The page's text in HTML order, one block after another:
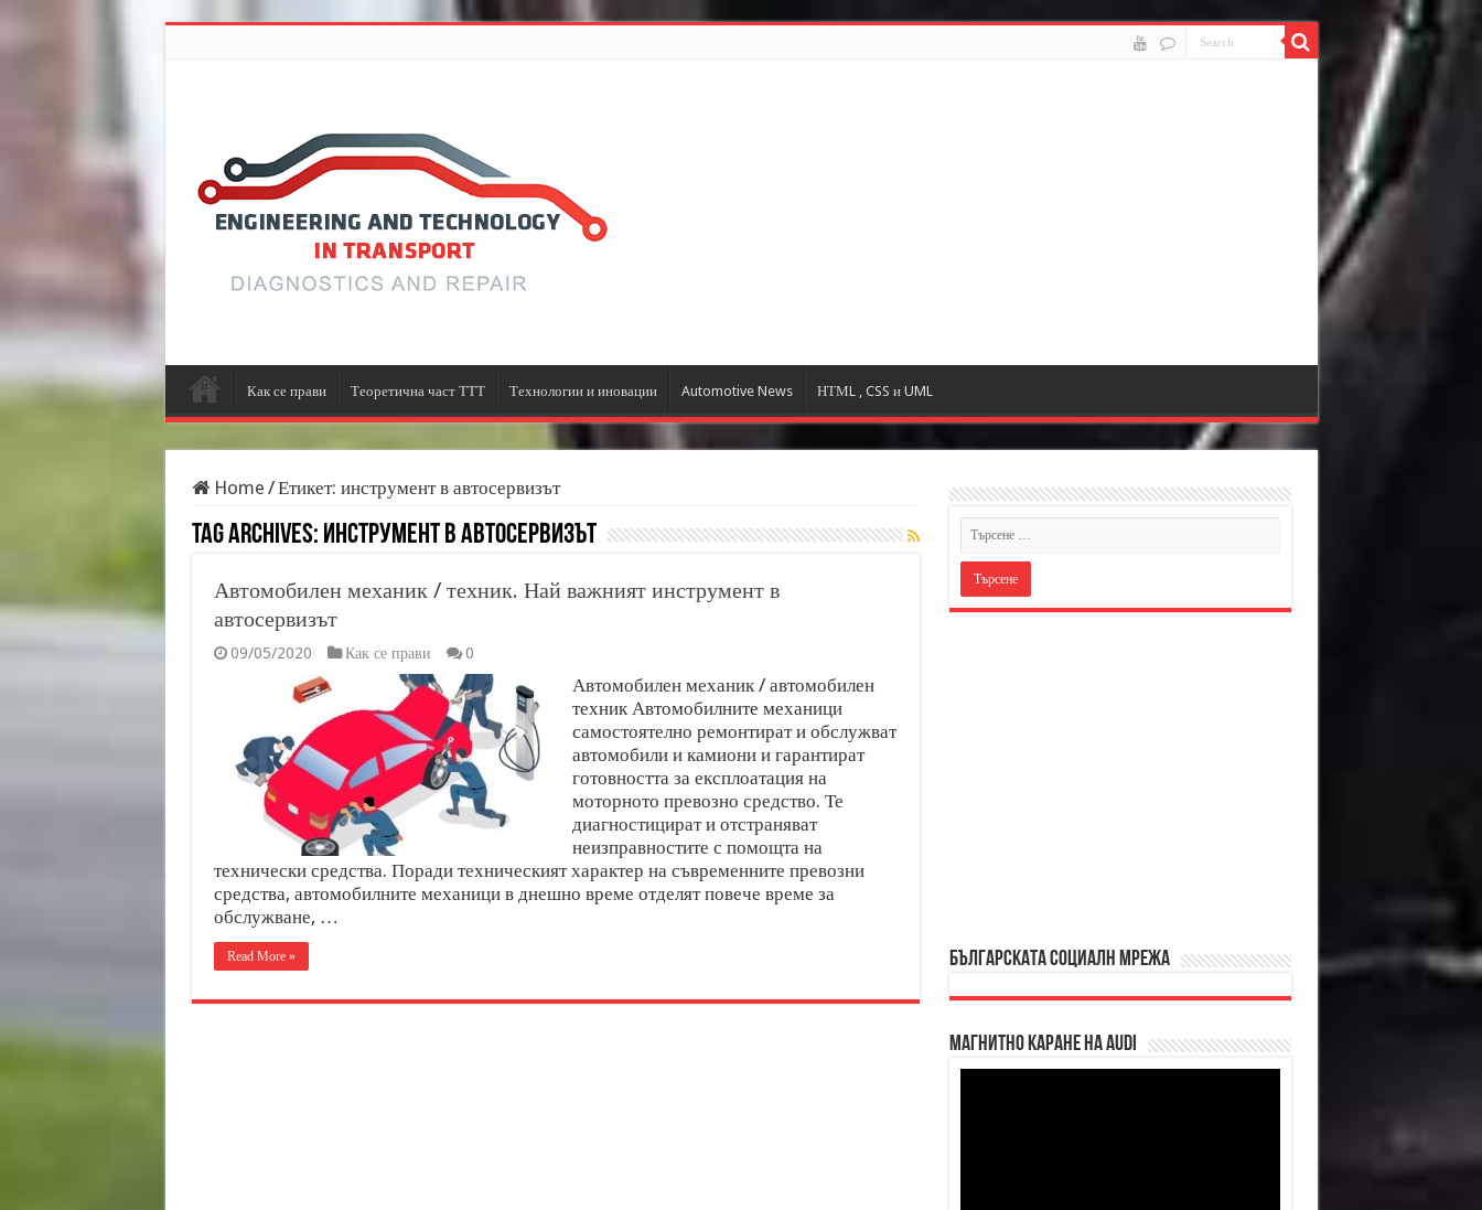
Как се прави Теоретична част ТТТ Технологии и иновации Automotive News НТМL , CSS и UML
Home /Етикет: инструмент в автосервизът
Tag Archives: инструмент в автосервизът
Автомобилен механик / техник. Най важният инструмент в
автосервизът
09/05/2020 Как се прави 0
Автомобилен механик / автомобилен
техник Автомобилните механици
самостоятелно ремонтират и обслужват
автомобили и камиони и гарантират
готовността за експлоатация на
моторното превозно средство. Те
диагностицират и отстраняват
неизправностите с помощта на
технически средства. Поради техническият характер на съвременните превозни
средства, автомобилните механици в днешно време отделят повече време за
обслужване, …
Read More » БЪЛГАРСКАТА СОЦИАЛН МРЕЖА
Магнитно каране на Audi